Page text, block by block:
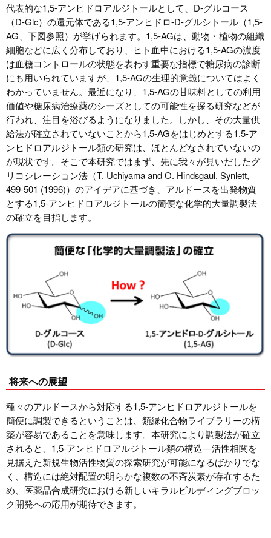
代表的な1,5-アンヒドロアルジトールとして、D-グルコース
（D-Glc）の還元体である1,5-アンヒドロ-D-グルシトール（1,5-
AG、下図参照）が挙げられます。1,5-AGは、動物・植物の組織
細胞などに広く分布しており、ヒト血中における1,5-AGの濃度
は血糖コントロールの状態を表わす重要な指標で糖尿病の診断
にも用いられていますが、1,5-AGの生理的意義についてはよく
わかっていません。最近になり、1,5-AGの甘味料としての利用
価値や糖尿病治療薬のシーズとしての可能性を探る研究などが
行われ、注目を浴びるようになりました。しかし、その大量供
給法が確立されていないことから1,5-AGをはじめとする1,5-ア
ンヒドロアルジトール類の研究は、ほとんどなされていないの
が現状です。そこで本研究ではまず、先に我々が見いだしたグ
リコシレーション法（T. Uchiyama and O. Hindsgaul, Synlett,
499-501 (1996)）のアイデアに基づき、アルドースを出発物質
とする1,5-アンヒドロアルジトールの簡便な化学的大量調製法
の確立を目指します。
将来への展望
種々のアルドースから対応する1,5-アンヒドロアルジトールを
簡便に調製できるということは、類縁化合物ライブラリーの構
築が容易であることを意味します。本研究により調製法が確立
されると、1,5-アンヒドロアルジトール類の構造—活性相関を
見据えた新規生物活性物質の探索研究が可能になるばかりでな
く、構造には絶対配置の明らかな複数の不斉炭素が存在するた
め、医薬品合成研究における新しいキラルビルディングブロッ
ク開発への応用が期待できます。